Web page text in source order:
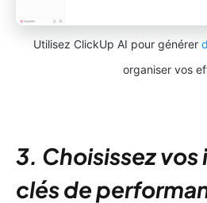
Utilisez ClickUp AI pour générer
organiser vos
3. Choisissez
clés de